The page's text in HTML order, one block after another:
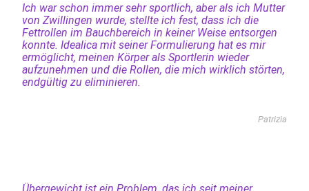
Ich war schon immer sehr sportlich, aber als ich Mutter
von Zwillingen wurde, stellte ich fest, dass ich die
Fettrollen im Bauchbereich in keiner Weise entsorgen
konnte. Idealica mit seiner Formulierung hat es mir
ermöglicht, meinen Körper als Sportlerin wieder
aufzunehmen und die Rollen, die mich wirklich störten,
endgültig zu eliminieren.
Patrizia